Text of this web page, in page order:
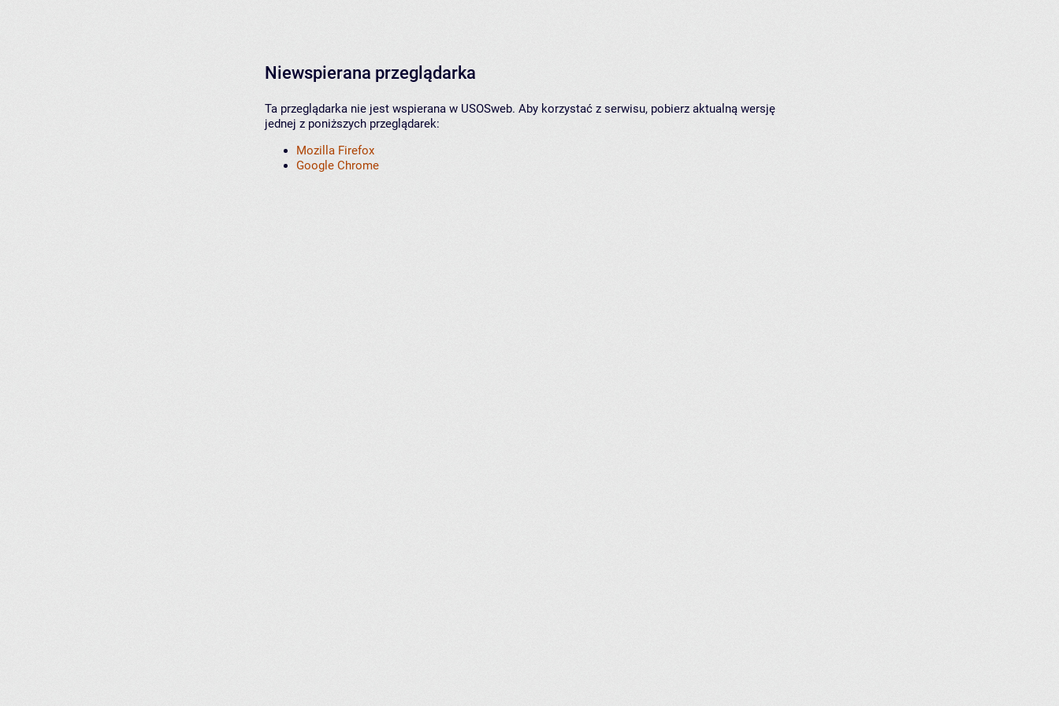
Niewspierana przeglądarka
Ta przeglądarka nie jest wspierana w USOSweb. Aby korzystać z serwisu, pobierz aktualną wersję
jednej z poniższych przeglądarek:
Mozilla Firefox
Google Chrome